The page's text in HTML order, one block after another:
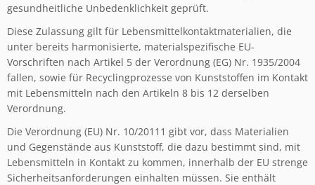
gesundheitliche Unbedenklichkeit geprüft.
Diese Zulassung gilt für Lebensmittelkontaktmaterialien, die
unter bereits harmonisierte, materialspezifische EU-
Vorschriften nach Artikel 5 der Verordnung (EG) Nr. 1935/2004
fallen, sowie für Recyclingprozesse von Kunststoffen im Kontakt
mit Lebensmitteln nach den Artikeln 8 bis 12 derselben
Verordnung.
Die Verordnung (EU) Nr. 10/20111 gibt vor, dass Materialien
und Gegenstände aus Kunststoff, die dazu bestimmt sind, mit
Lebensmitteln in Kontakt zu kommen, innerhalb der EU strenge
Sicherheitsanforderungen einhalten müssen. Sie enthält